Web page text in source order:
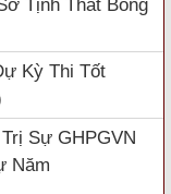
Tịnh Thất Bồng
Kỳ Thi Tốt
Sự GHPGVN
Năm